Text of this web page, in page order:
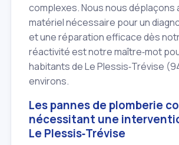
complexes. Nous nous déplaçons
matériel nécessaire pour un
et une réparation efficace dès
réactivité est notre maître‑mot
habitants de Le Plessis‑Trévise
environs.
Les pannes de plomberie
nécessitant une
Le Plessis‑Trévise